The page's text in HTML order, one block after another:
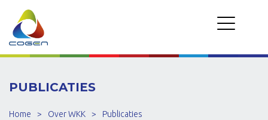
PUBLICATIES
Home > Over WKK > Publicaties